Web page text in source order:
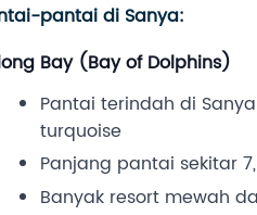
pantai di Sanya:
Bay (Bay of Dolphins)
Pantai terindah di
turquoise
Panjang pantai sekitar
Banyak resort mewah